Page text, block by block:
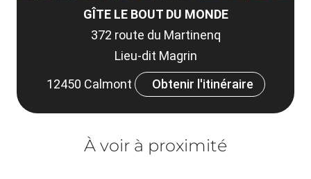
GÎTE LE BOUT DU MONDE
372 route du Martinenq
Lieu-dit Magrin
12450 Calmont
Obtenir l'itinéraire
À voir à proximité